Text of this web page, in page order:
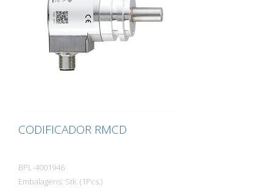
CODIFICADOR RMCD
BPL-4001946
Embalagens: Stk. (1Pcs.)